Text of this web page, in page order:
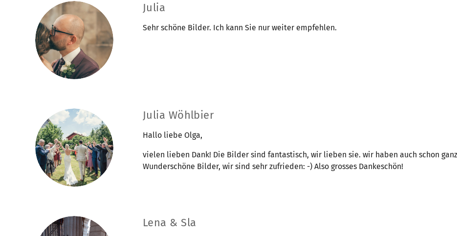
Julia
Sehr schöne Bilder. Ich kann Sie nur weiter empfehlen.
Julia Wöhlbier
Hallo liebe Olga,
vielen lieben Dank! Die Bilder sind fantastisch, wir lieben sie. wir haben auch schon
Wunderschöne Bilder, wir sind sehr zufrieden: -) Also grosses Dankeschön!
Lena & Sla